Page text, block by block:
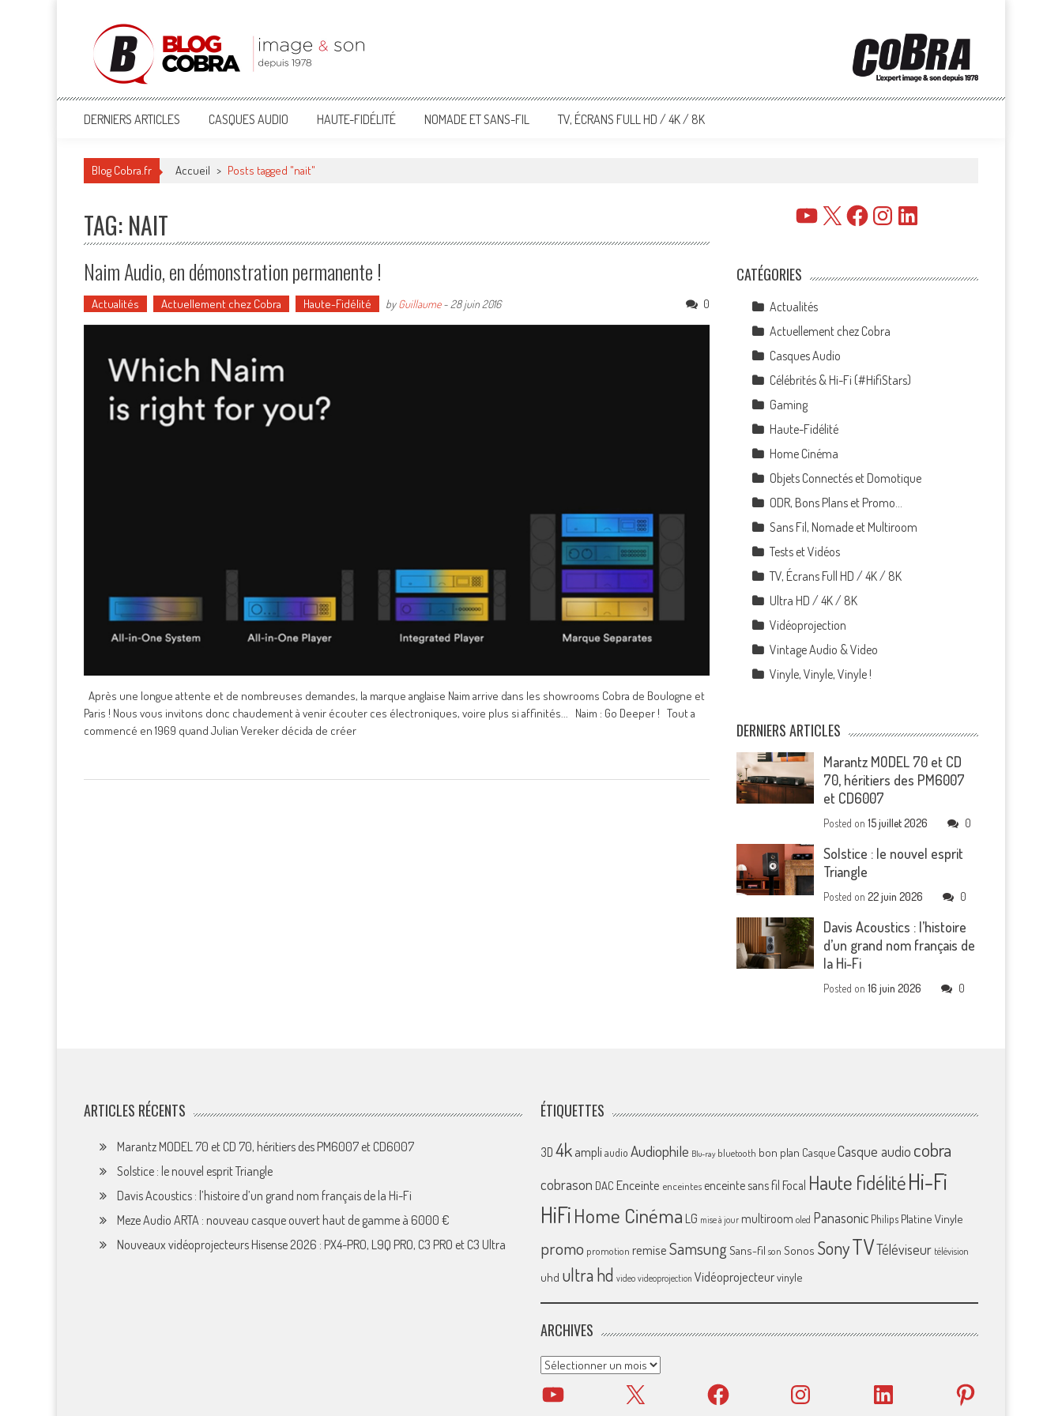
Blog Cobra
Toute l'actu Image & Son !
DERNIERS ARTICLES CASQUES AUDIO HAUTE-FIDÉLITÉ NOMADE ET SANS-FIL TV, ÉCRANS FULL HD / 4K / 8K
Blog Cobra.fr Accueil > Posts tagged "nait"
TAG: NAIT
Naim Audio, en démonstration permanente !
Actualités Actuellement chez Cobra Haute-Fidélité byGuillaume- 28 juin 2016 0
Après une longue attente et de nombreuses demandes, la marque anglaise Naim arrive dans les showrooms Cobra de Boulogne et
Paris ! Nous vous invitons donc chaudement à venir écouter ces électroniques, voire plus si affinités... Naim : Go Deeper ! Tout a
commencé en 1969 quand Julian Vereker décida de créer
YouTube
X FacebookInstagramLinkedIn
CATÉGORIES
Actualités
Actuellement chez Cobra
Casques Audio
Célébrités & Hi-Fi (#HifiStars)
Gaming
Haute-Fidélité
Home Cinéma
Objets Connectés et Domotique
ODR, Bons Plans et Promo…
Sans Fil, Nomade et Multiroom
Tests et Vidéos
TV, Écrans Full HD / 4K / 8K
Ultra HD / 4K / 8K
Vidéoprojection
Vintage Audio & Video
Vinyle, Vinyle, Vinyle !
DERNIERS ARTICLES
Marantz MODEL 70 et CD
70, héritiers des PM6007
et CD6007
Posted on15 juillet 2026 0
Solstice : le nouvel esprit
Triangle
Posted on22 juin 2026 0
Davis Acoustics : l’histoire
d’un grand nom français de
la Hi-Fi
Posted on16 juin 2026 0
ARTICLES RÉCENTS
Marantz MODEL 70 et CD 70, héritiers des PM6007 et CD6007
Solstice : le nouvel esprit Triangle
Davis Acoustics : l’histoire d’un grand nom français de la Hi-Fi
Meze Audio ARTA : nouveau casque ouvert haut de gamme à 6000 €
Nouveaux vidéoprojecteurs Hisense 2026 : PX4-PRO, L9Q PRO, C3 PRO et C3 Ultra
ÉTIQUETTES
3D 4k ampliaudio Audiophile Blu-ray bluetooth bon plan CasqueCasque audio cobra
cobrason DAC Enceinte enceintes enceinte sans fil Focal Haute fidélitéHi-Fi
HiFiHome Cinéma LG mise à jour multiroom oled Panasonic Philips Platine Vinyle
promo promotion remiseSamsungSans-fil son Sonos SonyTVTéléviseur télévision
uhd ultra hd video videoprojection Vidéoprojecteurvinyle
ARCHIVES
Archives
YouTube X Facebook Instagram LinkedIn Pinterest